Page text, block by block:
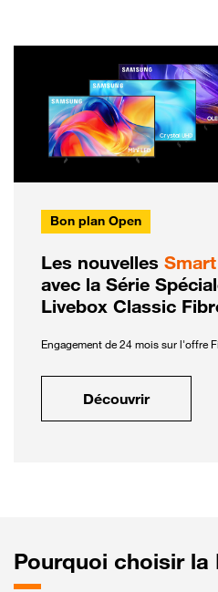
Bon plan Open
Les nouvelles
avec la Série
Livebox Classic
Engagement de 24 mois sur l'offre
Découvrir
Pourquoi choisir la